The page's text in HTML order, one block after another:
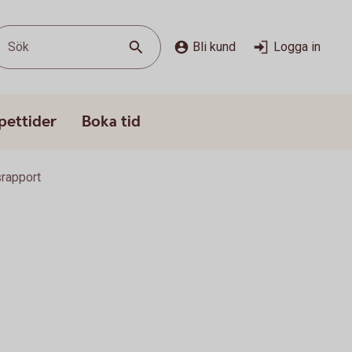
Sök Bli kund Logga in
Boka tid